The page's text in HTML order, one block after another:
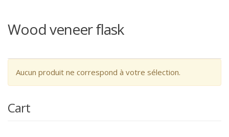
Wood veneer flask
Aucun produit ne correspond à votre sélection.
Cart